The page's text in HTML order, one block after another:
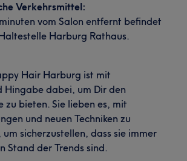
Talentiert 17 Professionell
über Manu sagen
über Seel sagen
Sympathisch 5
Verkehrsmittel:
vom Salon entfernt befindet
Harburg Rathaus.
Hair Harburg ist mit
Hingabe dabei, um Dir den
zu bieten. Sie lieben es, mit
und neuen Techniken zu
sicherzustellen, dass sie immer
Stand der Trends sind.